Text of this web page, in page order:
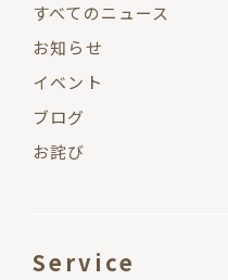
すべてのニュース
お知らせ
イベント
ブログ
お詫び
Service